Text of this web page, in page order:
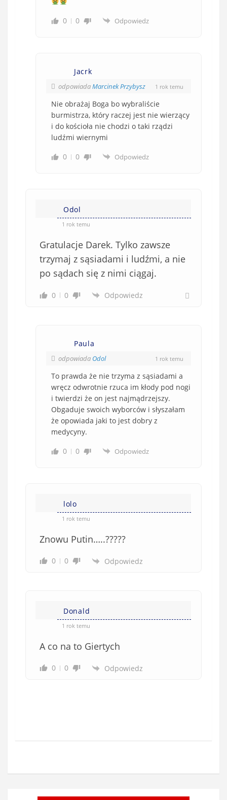
0 0 Odpowiedz
Jacrk
odpowiadaMarcinek Przybysz 1 rok temu
Nie obrażaj Boga bo wybraliście
burmistrza, który raczej jest nie wierzący
i do kościoła nie chodzi o taki rządzi
ludźmi wiernymi
0
0 Odpowiedz
Odol
1 rok temu
Gratulacje Darek. Tylko zawsze
trzymaj z sąsiadami i ludźmi, a nie
po sądach się z nimi ciągaj.
0 0 Odpowiedz
Paula
odpowiada Odol 1 rok temu
To prawda że nie trzyma z sąsiadami a
wręcz odwrotnie rzuca im kłody pod nogi
i twierdzi że on jest najmądrzejszy.
Obgaduje swoich wyborców i słyszałam
że opowiada jaki to jest dobry z
medycyny.
0
0 Odpowiedz
lolo
1 rok temu
Znowu Putin…..?????
0 0 Odpowiedz
Donald
1 rok temu
A co na to Giertych
0 0 Odpowiedz